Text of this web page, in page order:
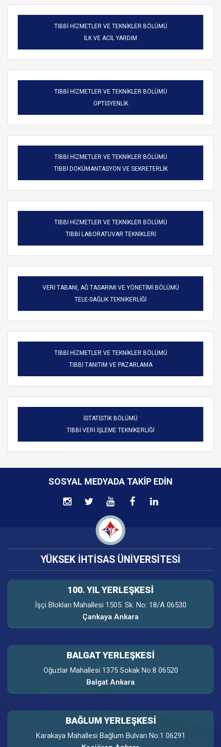
TIBBİ HİZMETLER VE TEKNİKLER BÖLÜMÜ
İLK VE ACİL YARDIM
TIBBİ HİZMETLER VE TEKNİKLER BÖLÜMÜ
OPTİSYENLİK
TIBBİ HİZMETLER VE TEKNİKLER BÖLÜMÜ
TIBBİ DOKÜMANTASYON VE SEKRETERLİK
TIBBİ HİZMETLER VE TEKNİKLER BÖLÜMÜ
TIBBİ LABORATUVAR TEKNİKLERİ
VERİ TABANI, AĞ TASARIMI VE YÖNETİMİ BÖLÜMÜ
TELE-SAĞLIK TEKNİKERLİĞİ
TIBBİ HİZMETLER VE TEKNİKLER BÖLÜMÜ
TIBBİ TANITIM VE PAZARLAMA
İSTATİSTİK BÖLÜMÜ
TIBBİ VERİ İŞLEME TEKNİKERLİĞİ
SOSYAL MEDYADA TAKIP EDIN
YÜKSEK İHTİSAS ÜNİVERSİTESİ
100. YIL YERLEŞKESI
İşçi Blokları Mahallesi 1505. Sk. No: 18/A 06530
Çankaya Ankara
BALGAT YERLEŞKESİ
Oğuzlar Mahallesi 1375 Sokak No:8 06520
Balgat Ankara
BAĞLUM YERLEŞKESİ
Karakaya Mahallesi Bağlum Bulvarı No:1 06291